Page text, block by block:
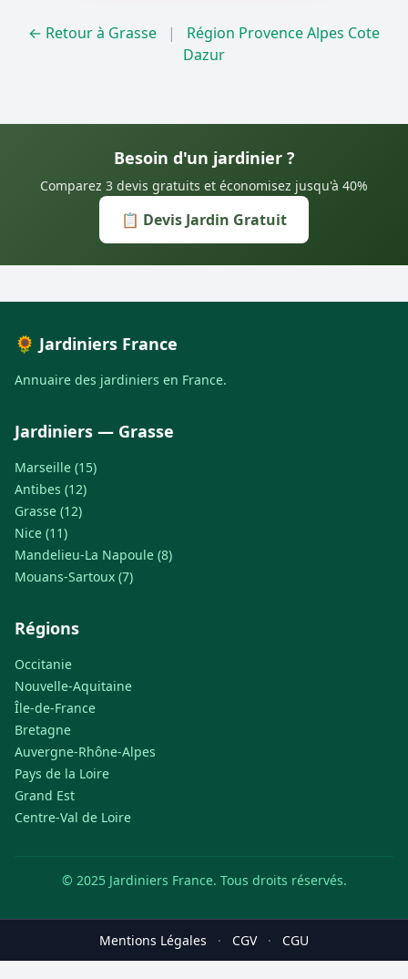
← Retour à Grasse |
Région Provence Alpes Cote
Dazur
Besoin d'un jardinier ?
Comparez 3 devis gratuits et économisez jusqu'à 40%
📋 Devis Jardin Gratuit
🌻 Jardiniers France
Annuaire des jardiniers en France.
Jardiniers — Grasse
Marseille (15)
Antibes (12)
Grasse (12)
Nice (11)
Mandelieu-La Napoule (8)
Mouans-Sartoux (7)
Régions
Occitanie
Nouvelle-Aquitaine
Île-de-France
Bretagne
Auvergne-Rhône-Alpes
Pays de la Loire
Grand Est
Centre-Val de Loire
© 2025 Jardiniers France. Tous droits réservés.
Mentions Légales · CGV · CGU